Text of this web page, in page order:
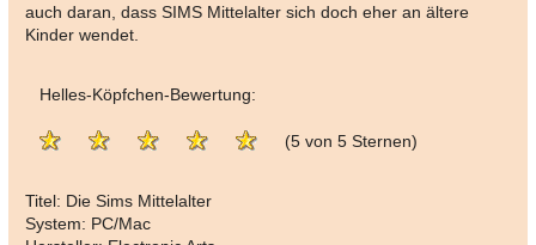
auch daran, dass SIMS Mittelalter sich doch eher an ältere
Kinder wendet.
Helles-Köpfchen-Bewertung:
(5 von 5 Sternen)
Titel: Die Sims Mittelalter
System: PC/Mac